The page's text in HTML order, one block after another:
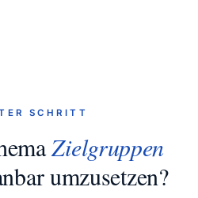
SCHRITT
Zielgruppen
umzusetzen?